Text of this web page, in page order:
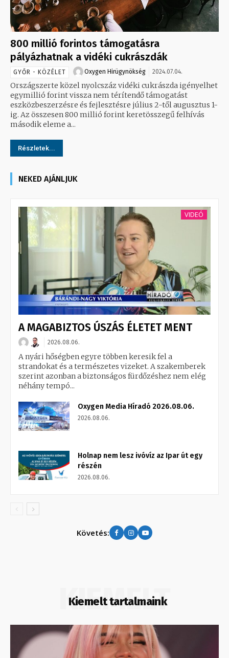
800 millió forintos támogatásra
pályázhatnak a vidéki cukrászdák
GYŐR - KÖZÉLET Oxygen Hirügynökség 2024.07.04.
Országszerte közel nyolcszáz vidéki cukrászda igényelhet
egymillió forint vissza nem térítendő támogatást
eszközbeszerzésre és fejlesztésre július 2-től augusztus 1-
ig. Az összesen 800 millió forint keretösszegű felhívás
második eleme a...
Részletek...
NEKED AJÁNLJUK
VIDEÓ
A MAGABIZTOS ÚSZÁS ÉLETET MENT
2026.08.06.
A nyári hőségben egyre többen keresik fel a
strandokat és a természetes vizeket. A szakemberek
szerint azonban a biztonságos fürdőzéshez nem elég
néhány tempó...
Oxygen Media Híradó 2026.08.06.
2026.08.06.
Holnap nem lesz ivóvíz az Ipar út egy
részén
2026.08.06.
Követés:
Kiemelt tartalmaink
KIEMELT